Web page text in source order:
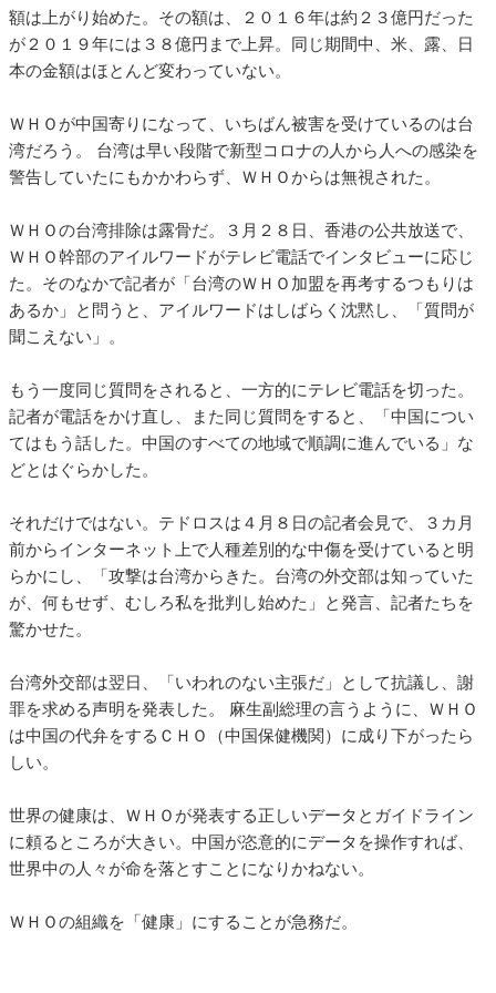
額は上がり始めた。その額は、２０１６年は約２３億円だった
が２０１９年には３８億円まで上昇。同じ期間中、米、露、日
本の金額はほとんど変わっていない。
ＷＨＯが中国寄りになって、いちばん被害を受けているのは台
湾だろう。 台湾は早い段階で新型コロナの人から人への感染を
警告していたにもかかわらず、ＷＨＯからは無視された。
ＷＨＯの台湾排除は露骨だ。３月２８日、香港の公共放送で、
ＷＨＯ幹部のアイルワードがテレビ電話でインタビューに応じ
た。そのなかで記者が「台湾のＷＨＯ加盟を再考するつもりは
あるか」と問うと、アイルワードはしばらく沈黙し、「質問が
聞こえない」。
もう一度同じ質問をされると、一方的にテレビ電話を切った。
記者が電話をかけ直し、また同じ質問をすると、「中国につい
てはもう話した。中国のすべての地域で順調に進んでいる」な
どとはぐらかした。
それだけではない。テドロスは４月８日の記者会見で、３カ月
前からインターネット上で人種差別的な中傷を受けていると明
らかにし、「攻撃は台湾からきた。台湾の外交部は知っていた
が、何もせず、むしろ私を批判し始めた」と発言、記者たちを
驚かせた。
台湾外交部は翌日、「いわれのない主張だ」として抗議し、謝
罪を求める声明を発表した。 麻生副総理の言うように、ＷＨＯ
は中国の代弁をするＣＨＯ（中国保健機関）に成り下がったら
しい。
世界の健康は、ＷＨＯが発表する正しいデータとガイドライン
に頼るところが大きい。中国が恣意的にデータを操作すれば、
世界中の人々が命を落とすことになりかねない。
ＷＨＯの組織を「健康」にすることが急務だ。